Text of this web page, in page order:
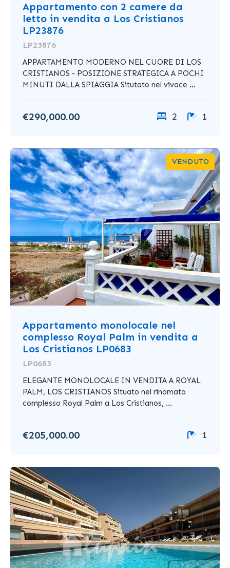
Appartamento con 2 camere da
letto in vendita a Los Cristianos
LP23876
LP23876
APPARTAMENTO MODERNO NEL CUORE DI LOS
CRISTIANOS - POSIZIONE STRATEGICA A POCHI
MINUTI DALLA SPIAGGIA Situtato nel vivace ...
€290,000.00 2 1
VENDUTO
Appartamento monolocale nel
complesso Royal Palm in vendita a
Los Cristianos LP0683
LP0683
ELEGANTE MONOLOCALE IN VENDITA A ROYAL
PALM, LOS CRISTIANOS Situato nel rinomato
complesso Royal Palm a Los Cristianos, ...
€205,000.00 1